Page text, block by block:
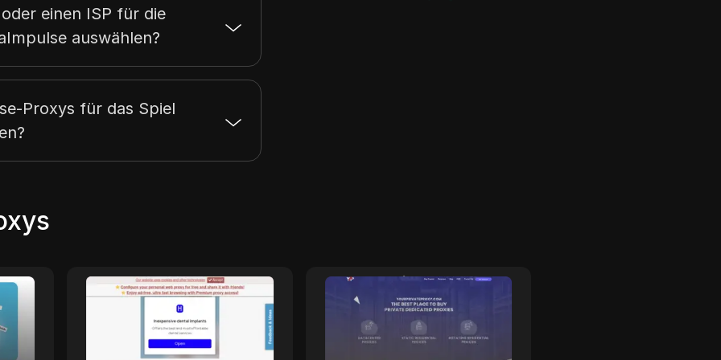
einen ISP für die
auswählen?
Proxys für das Spiel
YouTubeUnblocked
youtubeunblocked ist der
fortschrittlichste YouTube-
Proxy. Es ist ein
YourPrivateProxy
YourPrivateProxy bietet
dedizierte Proxy-Lösungen